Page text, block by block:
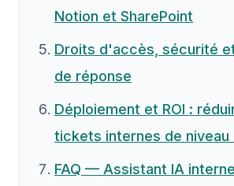
Notion et SharePoint
Droits d'accès, sécurité
de réponse
Déploiement et ROI :
tickets internes de niveau
FAQ — Assistant IA